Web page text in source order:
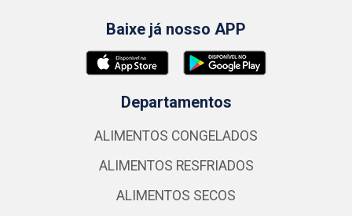
Baixe já nosso APP
Departamentos
ALIMENTOS CONGELADOS
ALIMENTOS RESFRIADOS
ALIMENTOS SECOS